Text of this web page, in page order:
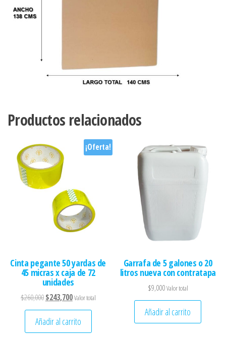
Productos relacionados
¡Oferta!
Cinta pegante 50 yardas de
45 micras x caja de 72
unidades
$260,000El precio original era: $260,000.
$243,700El precio actual es: $243,700.
Valor total
Añadir al carrito
Garrafa de 5 galones o 20
litros nueva con contratapa
$9,000Valor total
Añadir al carrito